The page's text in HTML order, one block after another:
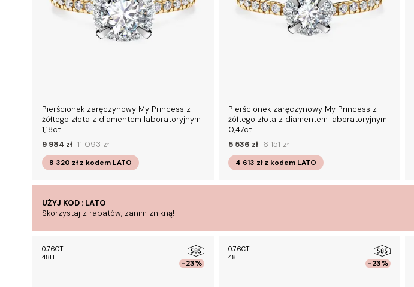
Pierścionek zaręczynowy My Princess z
żółtego złota z diamentem laboratoryjnym
1,18ct
9 984 zł 11 093 zł
8 320 zł z kodemLATO
Pierścionek zaręczynowy My Princess z
żółtego złota z diamentem laboratoryjnym
0,47ct
5 536 zł 6 151 zł
4 613 zł z kodemLATO
UŻYJ KOD : LATO
Skorzystaj z rabatów, zanim znikną!
-23%
0,76CT
48H
-23%
0,76CT
48H